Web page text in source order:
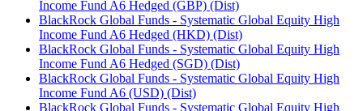
Income Fund A6 Hedged (GBP) (Dist)
BlackRock Global Funds - Systematic Global Equity High
Income Fund A6 Hedged (HKD) (Dist)
BlackRock Global Funds - Systematic Global Equity High
Income Fund A6 Hedged (SGD) (Dist)
BlackRock Global Funds - Systematic Global Equity High
Income Fund A6 (USD) (Dist)
BlackRock Global Funds - Systematic Global Equity High